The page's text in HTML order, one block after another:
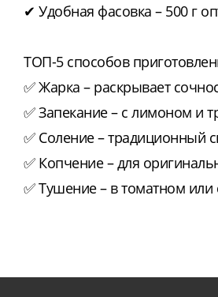
✔ Удобная фасовка – 500 г
ТОП-5 способов
✅ Жарка – раскрывает
✅ Запекание – с лимоном и
✅ Соление – традиционный
✅ Копчение – для
✅ Тушение – в томатном или